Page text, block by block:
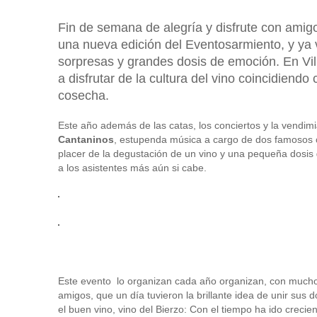
Fin de semana de alegría y disfrute con
una nueva edición del Eventosarmiento, y ya
sorpresas y grandes dosis de emoción. En
a disfrutar de la cultura del vino coincidiendo
cosecha.
Este año además de las catas, los conciertos y la
Cantaninos , estupenda música a cargo de dos
placer de la degustación de un vino y una pequeña
a los asistentes más aún si cabe.
Este evento lo organizan cada año organizan, con
amigos, que un día tuvieron la brillante idea de unir sus
el buen vino, vino del Bierzo: Con el tiempo ha ido